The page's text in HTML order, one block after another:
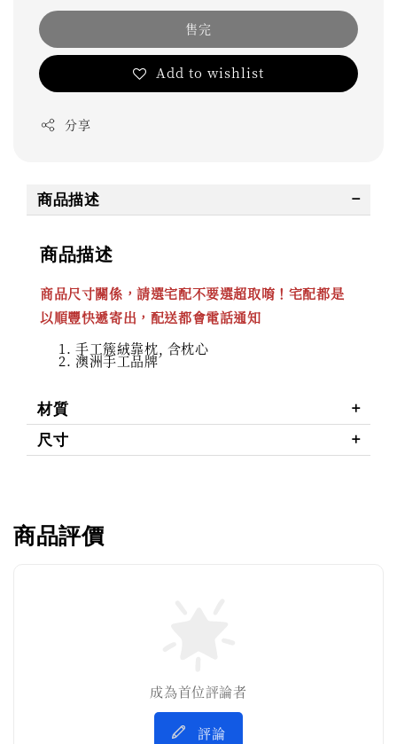
售完
Add to wishlist
分享
商品描述
商品描述
商品尺寸關係，請選宅配不要選超取唷！宅配都是
以順豐快遞寄出，配送都會電話通知
手工簇絨靠枕, 含枕心
澳洲手工品牌
材質
尺寸
商品評價
成為首位評論者
評論